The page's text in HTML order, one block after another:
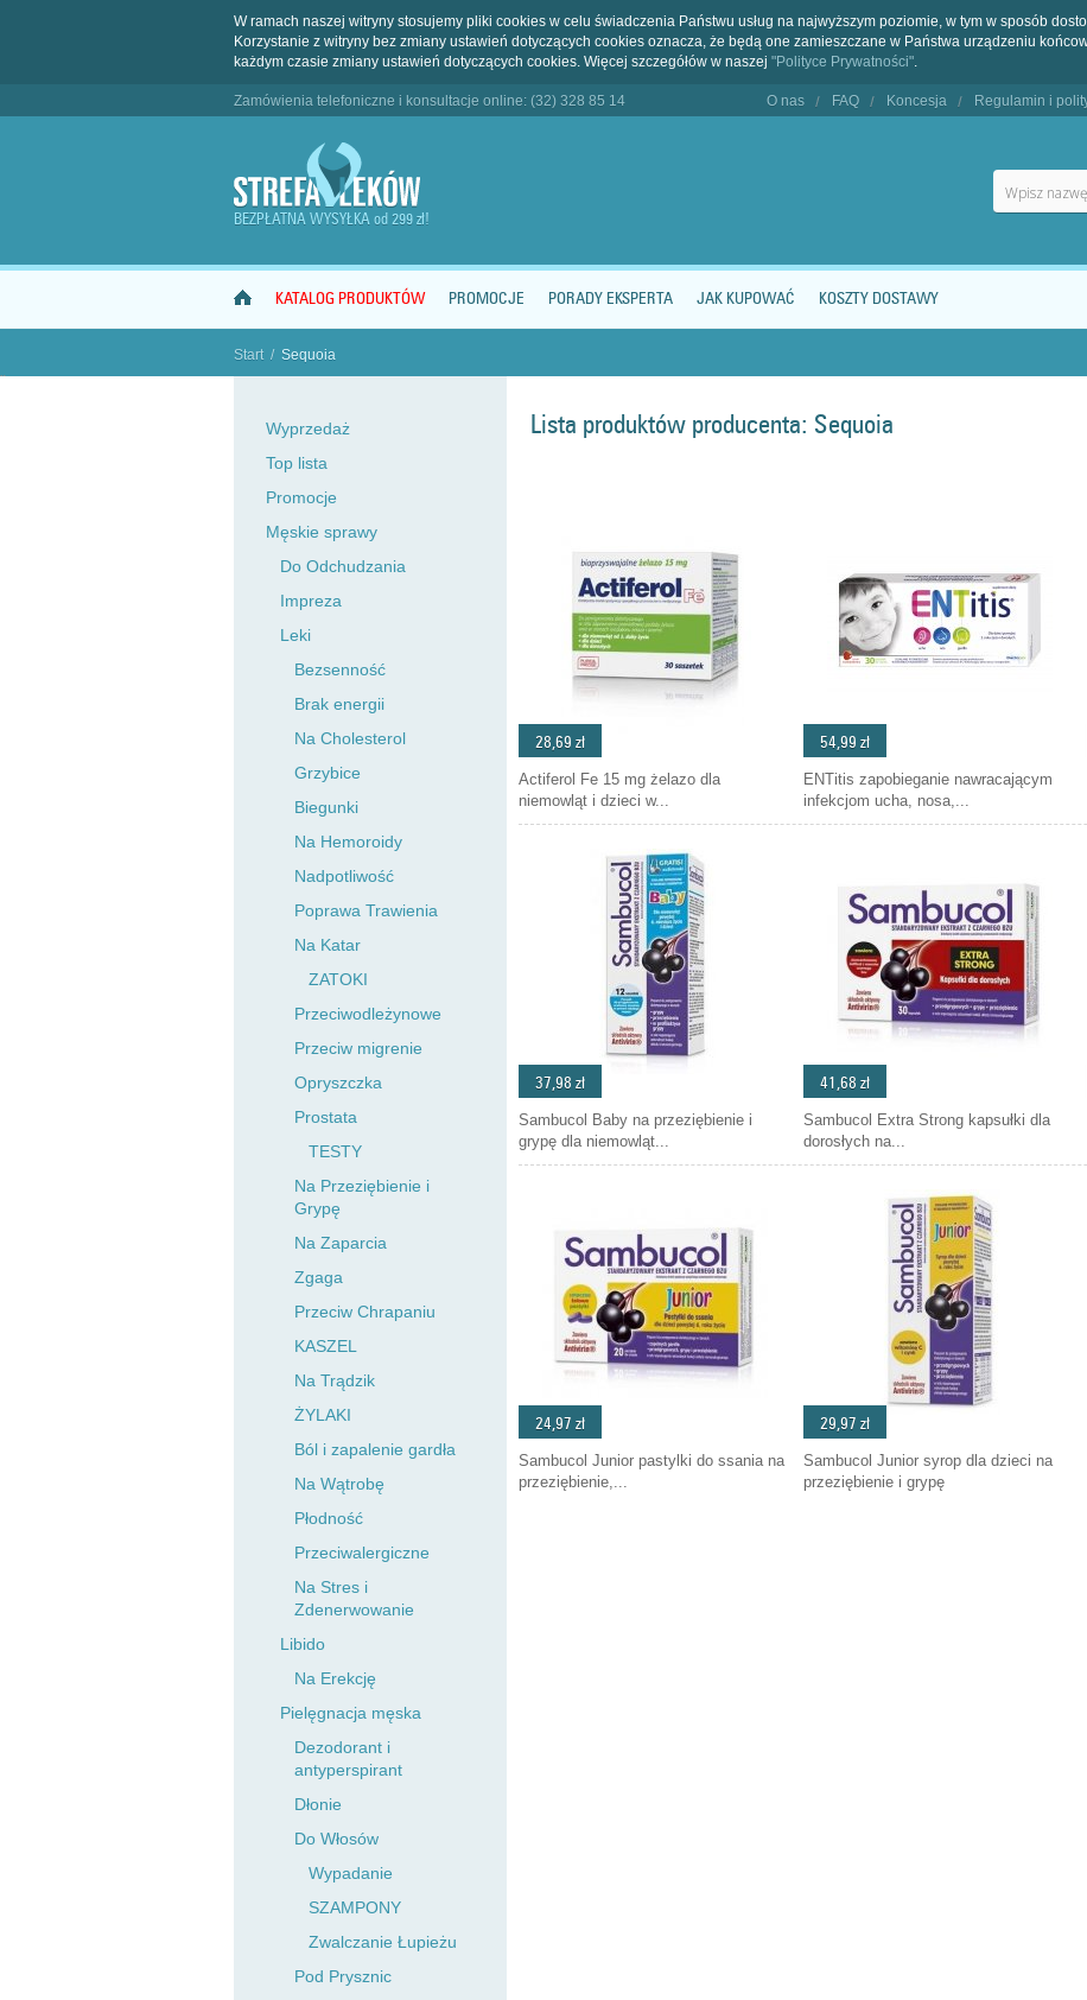
W ramach naszej witryny stosujemy pliki cookies w celu świadczenia Państwu usług na najwyższym poziomie, w tym w sposób
Korzystanie z witryny bez zmiany ustawień dotyczących cookies oznacza, że będą one zamieszczane w Państwa urządzeniu
każdym czasie zmiany ustawień dotyczących cookies. Więcej szczegółów w naszej "Polityce Prywatności".
Zamówienia telefoniczne i konsultacje online: (32) 328 85 14 O nas FAQ Koncesja Regulamin i
BEZPŁATNA WYSYŁKA od 299 zł!
KATALOG PRODUKTÓW PROMOCJE PORADY EKSPERTA JAK KUPOWAĆ KOSZTY DOSTAWY
Start / Sequoia
"
Wyprzedaż
Top lista
Promocje
Męskie sprawy
Do Odchudzania
Impreza
Leki
Bezsenność
Brak energii
Na Cholesterol
Grzybice
Biegunki
Na Hemoroidy
Nadpotliwość
Poprawa Trawienia
Na Katar
ZATOKI
Przeciwodleżynowe
Przeciw migrenie
Opryszczka
Prostata
TESTY
Na Przeziębienie i
Grypę
Na Zaparcia
Zgaga
Przeciw Chrapaniu
KASZEL
Na Trądzik
ŻYLAKI
Ból i zapalenie gardła
Na Wątrobę
Płodność
Przeciwalergiczne
Na Stres i
Zdenerwowanie
Libido
Na Erekcję
Pielęgnacja męska
Dezodorant i
antyperspirant
Dłonie
Do Włosów
Wypadanie
SZAMPONY
Zwalczanie Łupieżu
Pod Prysznic
Lista produktów producenta: Sequoia
28,69 zł
Actiferol Fe 15 mg żelazo dla
niemowląt i dzieci w...
54,99 zł
ENTitis zapobieganie nawracającym
infekcjom ucha, nosa,...
37,98 zł
Sambucol Baby na przeziębienie i
grypę dla niemowląt...
41,68 zł
Sambucol Extra Strong kapsułki dla
dorosłych na...
24,97 zł
Sambucol Junior pastylki do ssania na
przeziębienie,...
29,97 zł
Sambucol Junior syrop dla dzieci na
przeziębienie i grypę